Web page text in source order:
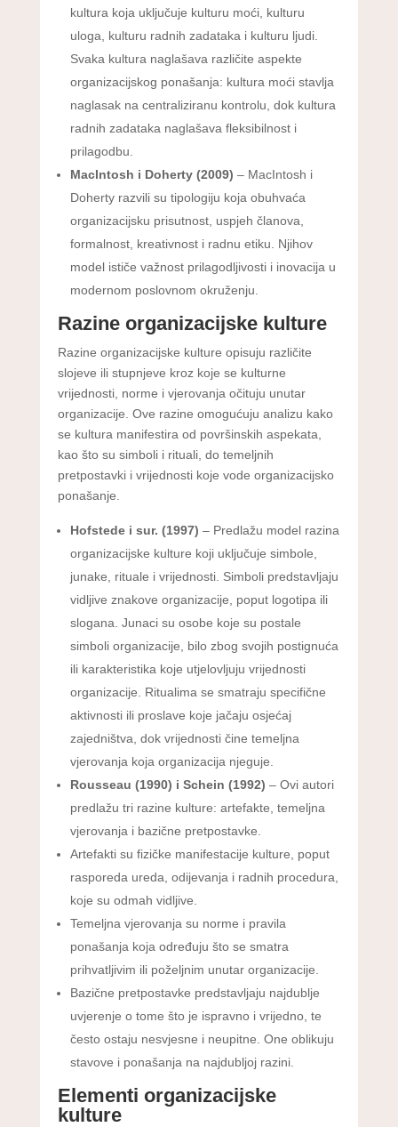
kultura koja uključuje kulturu moći, kulturu
uloga, kulturu radnih zadataka i kulturu ljudi.
Svaka kultura naglašava različite aspekte
organizacijskog ponašanja: kultura moći stavlja
naglasak na centraliziranu kontrolu, dok kultura
radnih zadataka naglašava fleksibilnost i
prilagodbu.
MacIntosh i Doherty (2009) – MacIntosh i
Doherty razvili su tipologiju koja obuhvaća
organizacijsku prisutnost, uspjeh članova,
formalnost, kreativnost i radnu etiku. Njihov
model ističe važnost prilagodljivosti i inovacija u
modernom poslovnom okruženju.
Razine organizacijske kulture
Razine organizacijske kulture opisuju različite
slojeve ili stupnjeve kroz koje se kulturne
vrijednosti, norme i vjerovanja očituju unutar
organizacije. Ove razine omogućuju analizu kako
se kultura manifestira od površinskih aspekata,
kao što su simboli i rituali, do temeljnih
pretpostavki i vrijednosti koje vode organizacijsko
ponašanje.
Hofstede i sur. (1997) – Predlažu model razina
organizacijske kulture koji uključuje simbole,
junake, rituale i vrijednosti. Simboli predstavljaju
vidljive znakove organizacije, poput logotipa ili
slogana. Junaci su osobe koje su postale
simboli organizacije, bilo zbog svojih postignuća
ili karakteristika koje utjelovljuju vrijednosti
organizacije. Ritualima se smatraju specifične
aktivnosti ili proslave koje jačaju osjećaj
zajedništva, dok vrijednosti čine temeljna
vjerovanja koja organizacija njeguje.
Rousseau (1990) i Schein (1992) – Ovi autori
predlažu tri razine kulture: artefakte, temeljna
vjerovanja i bazične pretpostavke.
Artefakti su fizičke manifestacije kulture, poput
rasporeda ureda, odijevanja i radnih procedura,
koje su odmah vidljive.
Temeljna vjerovanja su norme i pravila
ponašanja koja određuju što se smatra
prihvatljivim ili poželjnim unutar organizacije.
Bazične pretpostavke predstavljaju najdublje
uvjerenje o tome što je ispravno i vrijedno, te
često ostaju nesvjesne i neupitne. One oblikuju
stavove i ponašanja na najdubljoj razini.
Elementi organizacijske
kulture